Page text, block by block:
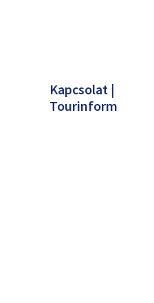
Kapcsolat |
Tourinform